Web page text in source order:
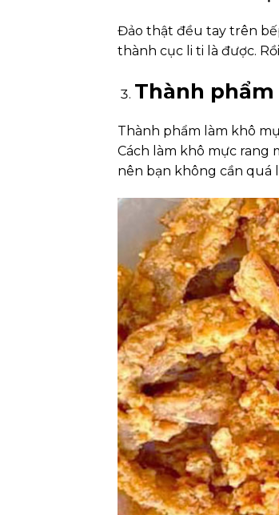
Đảo thật đều tay trên
thành cục li ti là được.
Thành
Thành phẩm làm khô
Cách làm khô mực
nên bạn không cần quá